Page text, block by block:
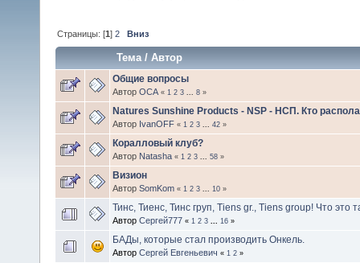
Страницы: [1]2 Вниз
Тема/Автор
Общие вопросы
Автор ОСА « 1 2 3 8 »
Natures Sunshine Products - NSP - НСП. Кто
Автор IvanOFF « 1 2 3 42 »
Коралловый клуб?
Автор Natasha « 1 2 3 58 »
Визион
Автор SomKom « 1 2 3 10 »
Тинс, Тиенс, Тинс груп, Tiens gr., Tiens group! Что это
Автор Сергей777 « 1 2 3 16 »
БАДы, которые стал производить Онкель.
Автор Сергей Евгеньевич « 1 2 »